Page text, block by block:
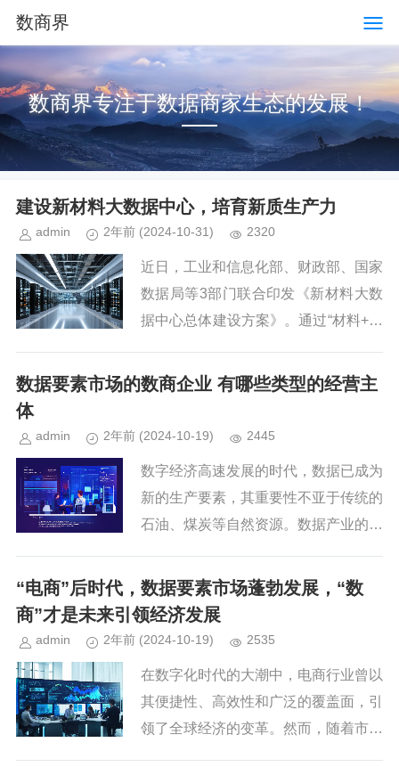
数商界
数商界专注于数据商家生态的发展！
建设新材料大数据中心，培育新质生产力
admin 2年前 (2024-10-31) 2320
近日，工业和信息化部、财政部、国家
数据局等3部门联合印发《新材料大数
据中心总体建设方案》。通过“材料+数
企业发展，培育新材料产业创新发展新
数据要素市场的数商企业 有哪些类型的经营主
体
admin 2年前 (2024-10-19) 2445
数字经济高速发展的时代，数据已成为
新的生产要素，其重要性不亚于传统的
石油、煤炭等自然资源。数据产业的崛
现代信息技术对数据资源进行深度挖
掘、高效利用，并推动其流通与应用...
“电商”后时代，数据要素市场蓬勃发展，“数
商”才是未来引领经济发展
admin 2年前 (2024-10-19) 2535
在数字化时代的大潮中，电商行业曾以
其便捷性、高效性和广泛的覆盖面，引
领了全球经济的变革。然而，随着市场